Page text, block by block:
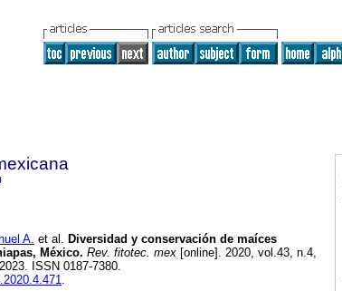
A. et al. Diversidad y conservación de maíces
México. Rev. fitotec. mex [online]. 2020, vol.43, n.4,
ISSN 0187-7380.
.